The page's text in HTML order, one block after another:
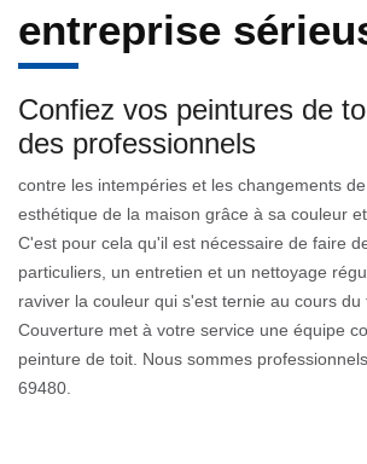
entreprise
Confiez vos peintures de
des professionnels
contre les intempéries et les changements
esthétique de la maison grâce à sa couleur
C'est pour cela qu'il est nécessaire de faire
particuliers, un entretien et un nettoyage
raviver la couleur qui s'est ternie au cours du
Couverture met à votre service une équipe
peinture de toit. Nous sommes
69480.